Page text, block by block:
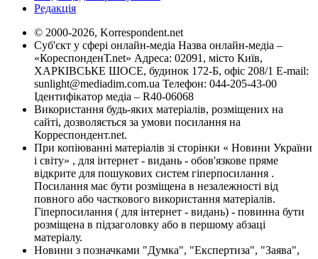
Редакція
© 2000-2026, Korrespondent.net
Суб'єкт у сфері онлайн-медіа Назва онлайн-медіа –
«КореспонденТ.net» Адреса: 02091, місто Київ,
ХАРКІВСЬКЕ ШОСЕ, будинок 172-Б, офіс 208/1 E-mail:
sunlight@mediadim.com.ua Телефон: 044-205-43-00
Ідентифікатор медіа – R40-06068
Використання будь-яких матеріалів, розміщених на
сайті, дозволяється за умови посилання на
Корреспондент.net.
При копіюванні матеріалів зі сторінки « Новини України
і світу» , для інтернет - видань - обов'язкове пряме
відкрите для пошукових систем гіперпосилання .
Посилання має бути розміщена в незалежності від
повного або часткового використання матеріалів.
Гіперпосилання ( для інтернет - видань) - повинна бути
розміщена в підзаголовку або в першому абзаці
матеріалу.
Новини з позначками "Думка", "Експертиза", "Заява",